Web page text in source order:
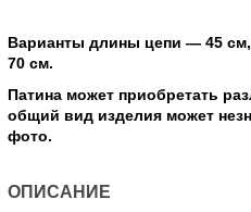
Варианты длины цепи — 45
70 см.
Патина может приобретать
общий вид изделия может
фото.
ОПИСАНИЕ